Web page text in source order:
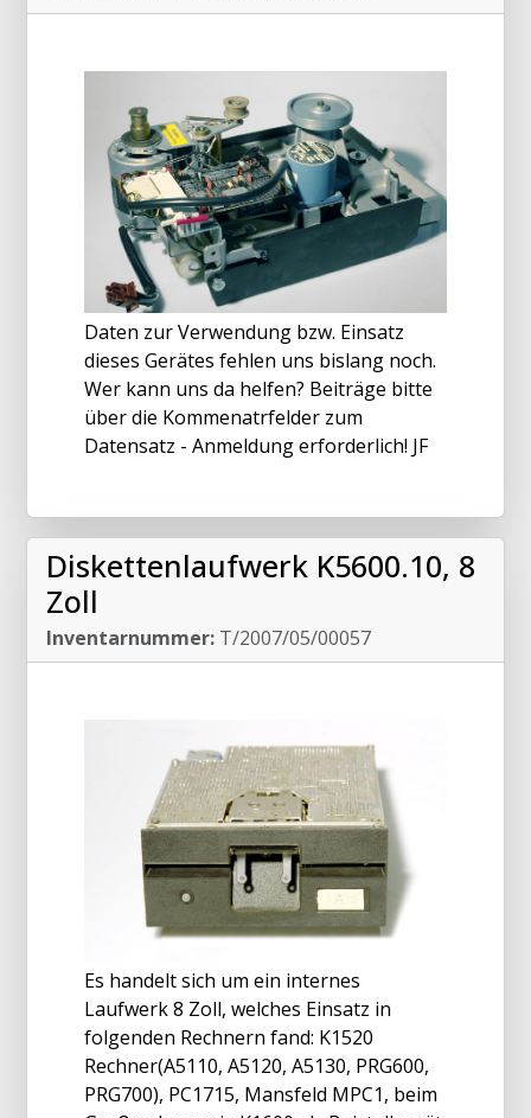
Daten zur Verwendung bzw. Einsatz
dieses Gerätes fehlen uns bislang noch.
Wer kann uns da helfen? Beiträge bitte
über die Kommenatrfelder zum
Datensatz - Anmeldung erforderlich! JF
Diskettenlaufwerk K5600.10, 8
Zoll
Inventarnummer: T/2007/05/00057
Es handelt sich um ein internes
Laufwerk 8 Zoll, welches Einsatz in
folgenden Rechnern fand: K1520
Rechner(A5110, A5120, A5130, PRG600,
PRG700), PC1715, Mansfeld MPC1, beim